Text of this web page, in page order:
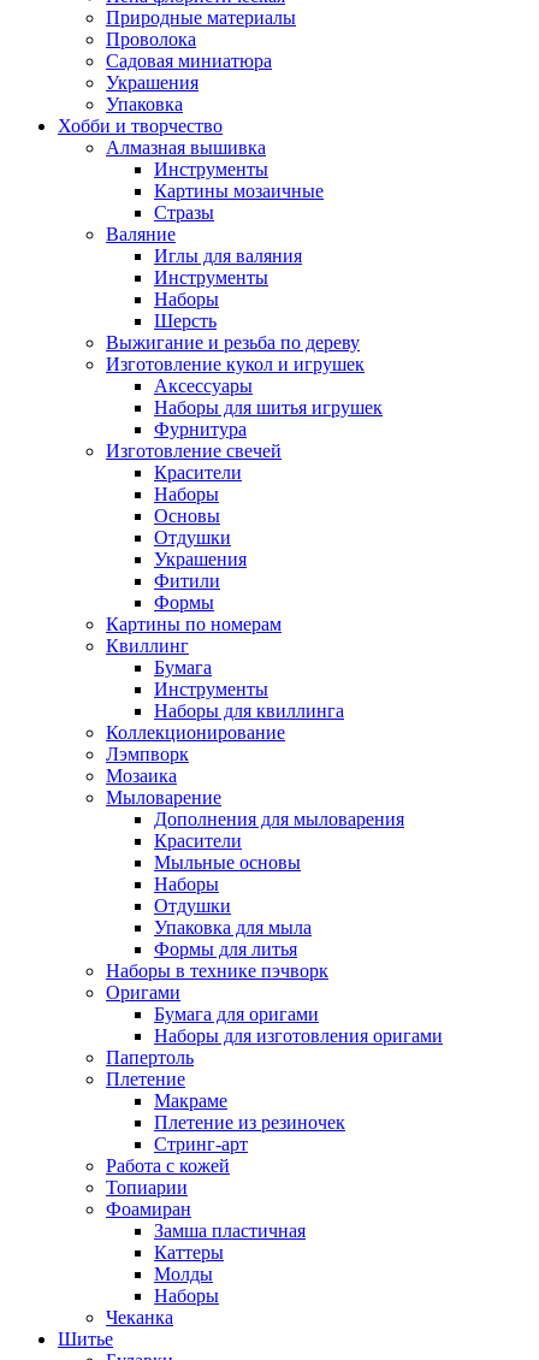
Природные материалы
Проволока
Садовая миниатюра
Украшения
Упаковка
Хобби и творчество
Алмазная вышивка
Инструменты
Картины мозаичные
Стразы
Валяние
Иглы для валяния
Инструменты
Наборы
Шерсть
Выжигание и резьба по дереву
Изготовление кукол и игрушек
Аксессуары
Наборы для шитья игрушек
Фурнитура
Изготовление свечей
Красители
Наборы
Основы
Отдушки
Украшения
Фитили
Формы
Картины по номерам
Квиллинг
Бумага
Инструменты
Наборы для квиллинга
Коллекционирование
Лэмпворк
Мозаика
Мыловарение
Дополнения для мыловарения
Красители
Мыльные основы
Наборы
Отдушки
Упаковка для мыла
Формы для литья
Наборы в технике пэчворк
Оригами
Бумага для оригами
Наборы для изготовления оригами
Папертоль
Плетение
Макраме
Плетение из резиночек
Стринг-арт
Работа с кожей
Топиарии
Фоамиран
Замша пластичная
Каттеры
Молды
Наборы
Чеканка
Шитье